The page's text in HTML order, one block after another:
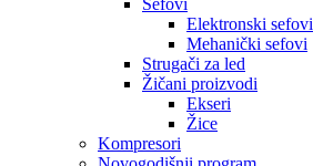
Sefovi
Elektronski sefovi
Mehanički sefovi
Strugači za led
Žičani proizvodi
Ekseri
Žice
Kompresori